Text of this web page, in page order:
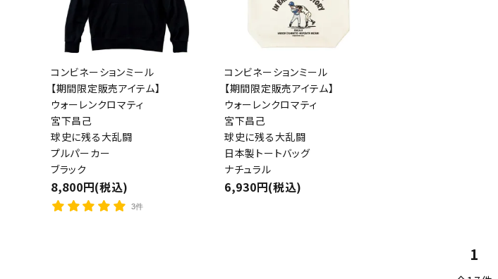
コンビネーションミール
【期間限定販売アイテム】
ウォーレンクロマティ
宮下昌己
球史に残る大乱闘
プルパーカー
ブラック
8,800円(税込)
3件
コンビネーションミール
【期間限定販売アイテム】
ウォーレンクロマティ
宮下昌己
球史に残る大乱闘
日本製トートバッグ
ナチュラル
6,930円(税込)
1